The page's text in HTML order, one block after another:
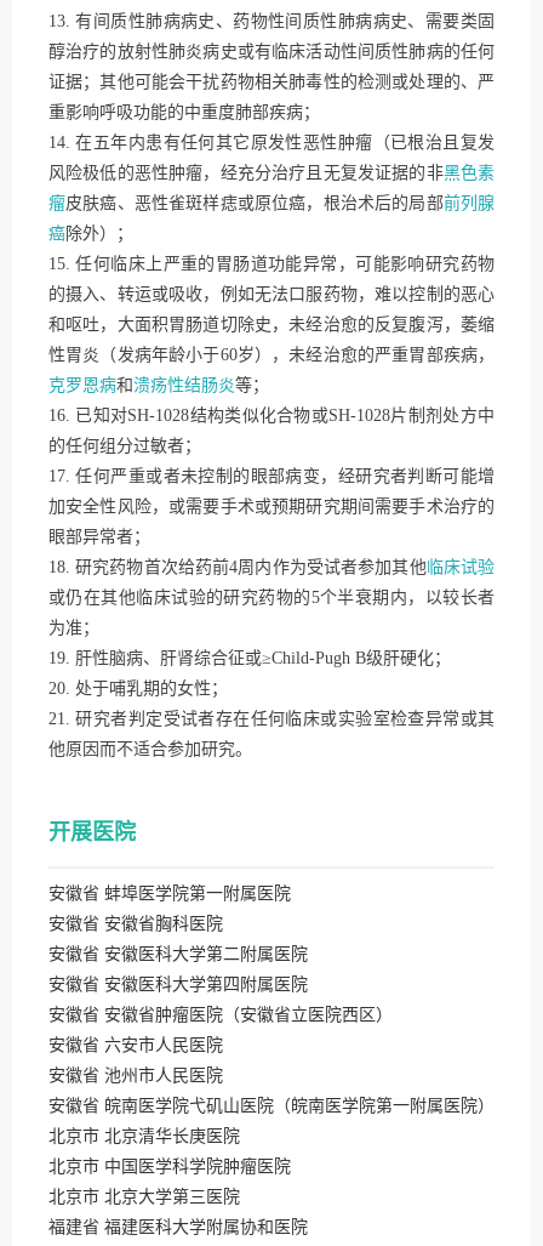
13. 有间质性肺病病史、药物性间质性肺病病史、需要类固
醇治疗的放射性肺炎病史或有临床活动性间质性肺病的任何
证据；其他可能会干扰药物相关肺毒性的检测或处理的、严
重影响呼吸功能的中重度肺部疾病；
14. 在五年内患有任何其它原发性恶性肿瘤（已根治且复发
风险极低的恶性肿瘤，经充分治疗且无复发证据的非黑色素
瘤皮肤癌、恶性雀斑样痣或原位癌，根治术后的局部前列腺
癌除外）；
15. 任何临床上严重的胃肠道功能异常，可能影响研究药物
的摄入、转运或吸收，例如无法口服药物，难以控制的恶心
和呕吐，大面积胃肠道切除史，未经治愈的反复腹泻，萎缩
性胃炎（发病年龄小于60岁），未经治愈的严重胃部疾病，
克罗恩病和溃疡性结肠炎等；
16. 已知对SH-1028结构类似化合物或SH-1028片制剂处方中
的任何组分过敏者；
17. 任何严重或者未控制的眼部病变，经研究者判断可能增
加安全性风险，或需要手术或预期研究期间需要手术治疗的
眼部异常者；
18. 研究药物首次给药前4周内作为受试者参加其他临床试验
或仍在其他临床试验的研究药物的5个半衰期内，以较长者
为准；
19. 肝性脑病、肝肾综合征或≥Child-Pugh B级肝硬化；
20. 处于哺乳期的女性；
21. 研究者判定受试者存在任何临床或实验室检查异常或其
他原因而不适合参加研究。
开展医院
安徽省 蚌埠医学院第一附属医院
安徽省 安徽省胸科医院
安徽省 安徽医科大学第二附属医院
安徽省 安徽医科大学第四附属医院
安徽省 安徽省肿瘤医院（安徽省立医院西区）
安徽省 六安市人民医院
安徽省 池州市人民医院
安徽省 皖南医学院弋矶山医院（皖南医学院第一附属医院）
北京市 北京清华长庚医院
北京市 中国医学科学院肿瘤医院
北京市 北京大学第三医院
福建省 福建医科大学附属协和医院